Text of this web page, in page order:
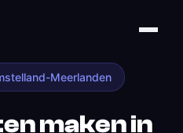
Meerlanden
maken in